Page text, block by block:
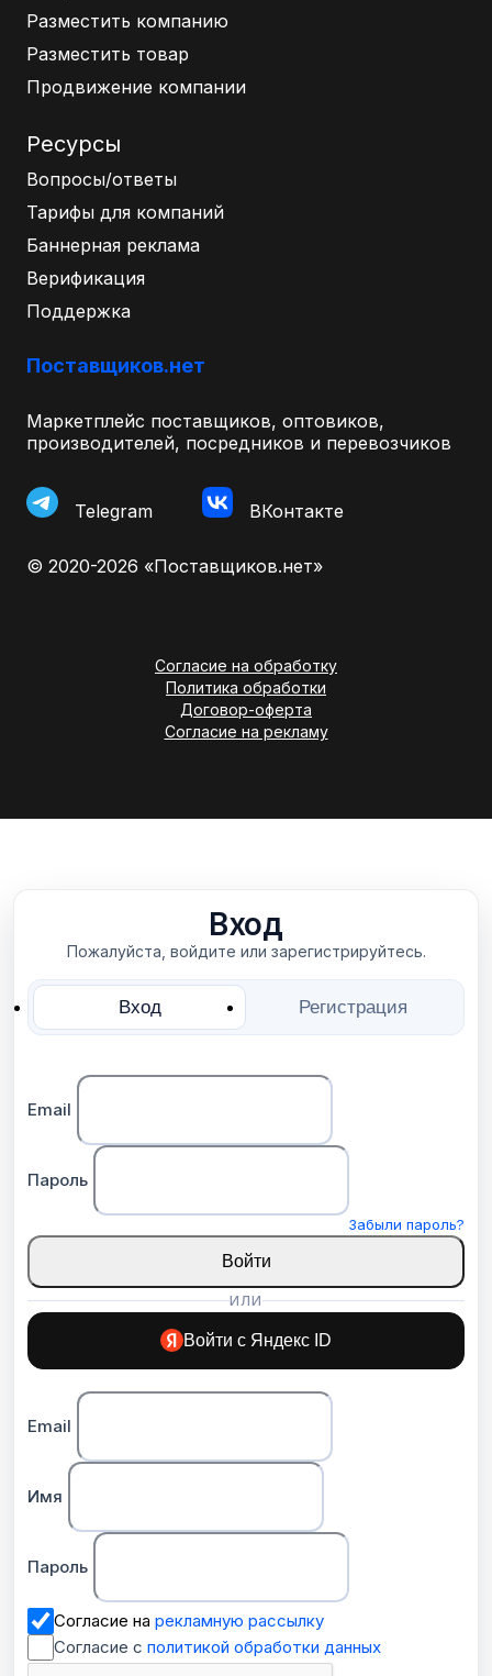
Разместить компанию
Разместить товар
Продвижение компании
Ресурсы
Вопросы/ответы
Тарифы для компаний
Баннерная реклама
Верификация
Поддержка
Поставщиков.нет
Маркетплейс поставщиков, оптовиков,
производителей, посредников и перевозчиков
Telegram ВКонтакте
© 2020-2026 «Поставщиков.нет»
Согласие на обработку
Политика обработки
Договор-оферта
Согласие на рекламу
Вход
Пожалуйста, войдите или зарегистрируйтесь.
Вход Регистрация
Email
Пароль
Забыли пароль?
Войти
ИЛИ
Войти с Яндекс ID
Email
Имя
Пароль
Согласие на рекламную рассылку
Согласие с политикой обработки данных